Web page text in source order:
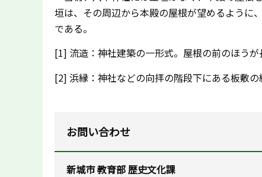
垣は、その周辺から本殿の屋根が望めるように
である。
[1] 流造：神社建築の一形式。屋根の前のほう
[2] 浜縁：神社などの向拝の階段下にある板敷の
お問い合わせ
新城市 教育部 歴史文化課